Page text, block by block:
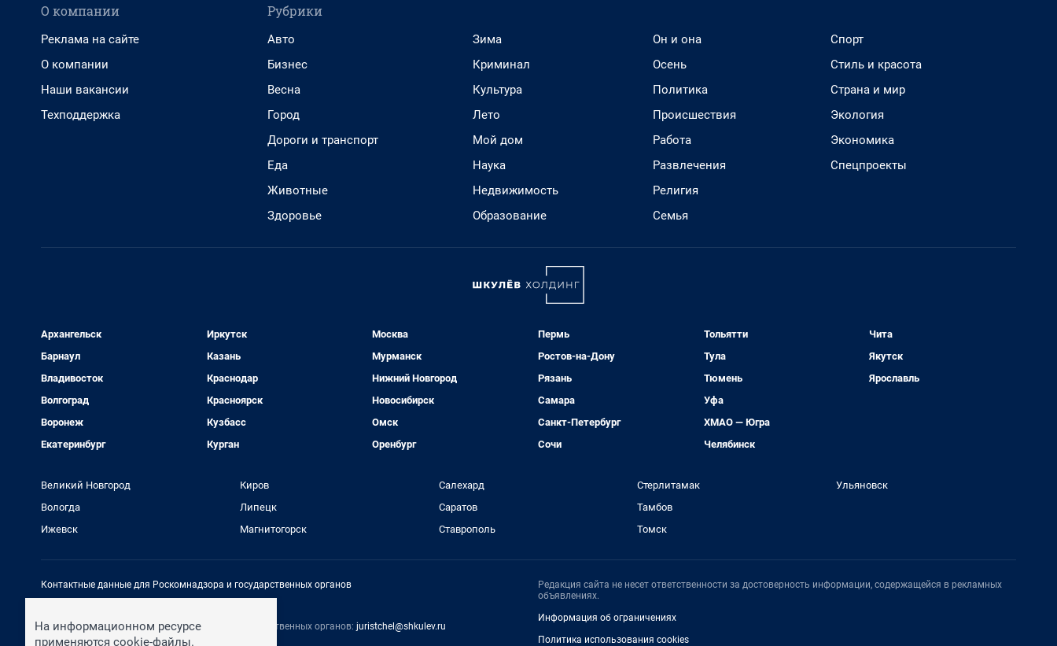
О компании
Реклама на сайте
О компании
Наши вакансии
Техподдержка
Рубрики
Авто
Бизнес
Весна
Город
Дороги и транспорт
Еда
Животные
Здоровье
Зима
Криминал
Культура
Лето
Мой дом
Наука
Недвижимость
Образование
Он и она
Осень
Политика
Происшествия
Работа
Развлечения
Религия
Семья
Спорт
Стиль и красота
Страна и мир
Экология
Экономика
Спецпроекты
Архангельск
Барнаул
Владивосток
Волгоград
Воронеж
Екатеринбург
Иркутск
Казань
Краснодар
Красноярск
Кузбасс
Курган
Москва
Мурманск
Нижний Новгород
Новосибирск
Омск
Оренбург
Пермь
Ростов-на-Дону
Рязань
Самара
Санкт-Петербург
Сочи
Тольятти
Тула
Тюмень
Уфа
ХМАО — Югра
Челябинск
Чита
Якутск
Ярославль
Великий Новгород
Вологда
Ижевск
Киров
Липецк
Магнитогорск
Салехард
Саратов
Ставрополь
Стерлитамак
Тамбов
Томск
Ульяновск
Контактные данные для Роскомнадзора и государственных органов
Контактные данные для Роскомнадзора и государственных органов: juristchel@shkulev.ru
Техподдержка: help@shkulev.ru
Редакция сайта не несет ответственности за достоверность информации, содержащейся в рекламных
объявлениях.
Информация об ограничениях
Политика использования cookies
На информационном ресурсе
применяются cookie-файлы.